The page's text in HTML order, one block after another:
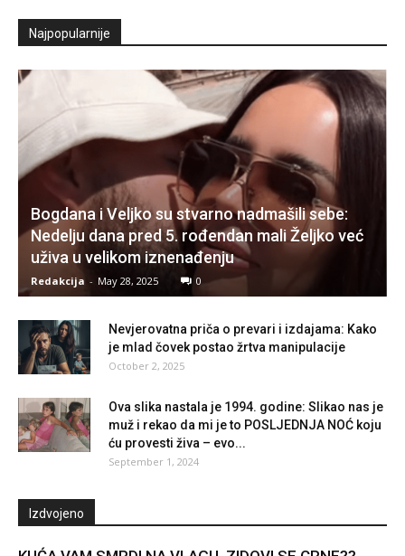
Najpopularnije
Bogdana i Veljko su stvarno nadmašili sebe:
Nedelju dana pred 5. rođendan mali Željko već
uživa u velikom iznenađenju
Redakcija - May 28, 2025 0
Nevjerovatna priča o prevari i izdajama: Kako
je mlad čovek postao žrtva manipulacije
October 2, 2025
Ova slika nastala je 1994. godine: Slikao nas je
muž i rekao da mi je to POSLJEDNJA NOĆ koju
ću provesti živa – evo...
September 1, 2024
Izdvojeno